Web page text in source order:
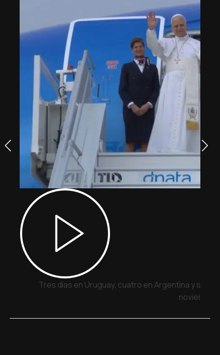
Tres días en Uruguay, cuatro en Argentina y siete
noviembre